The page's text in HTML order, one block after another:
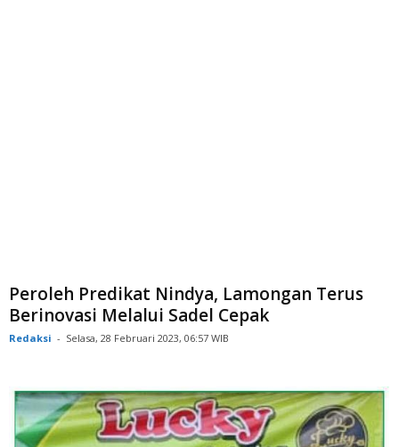
Peroleh Predikat Nindya, Lamongan Terus
Berinovasi Melalui Sadel Cepak
Redaksi - Selasa, 28 Februari 2023, 06:57 WIB